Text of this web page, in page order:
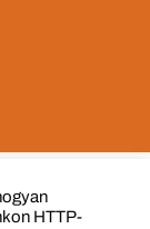
HTTP-